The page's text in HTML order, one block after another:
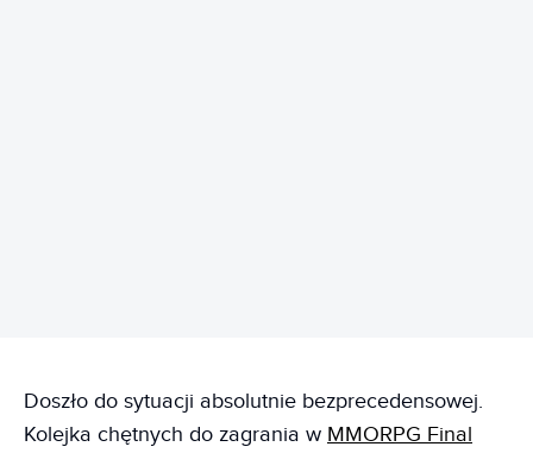
Doszło do sytuacji absolutnie bezprecedensowej.
Kolejka chętnych do zagrania w MMORPG Final